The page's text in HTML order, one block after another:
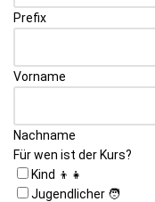
Prefix
Vorname
Nachname
Für wen ist der Kurs?
Kind 👦👧
Jugendlicher 🧑